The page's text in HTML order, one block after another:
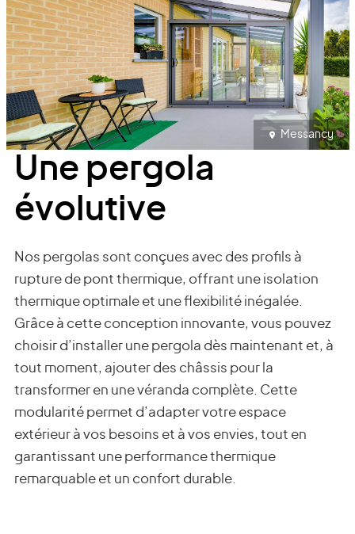
Une pergola
évolutive
Nos pergolas sont conçues avec des profils à
rupture de pont thermique, offrant une isolation
thermique optimale et une flexibilité inégalée.
Grâce à cette conception innovante, vous pouvez
choisir d’installer une pergola dès maintenant et, à
tout moment, ajouter des châssis pour la
transformer en une véranda complète. Cette
modularité permet d’adapter votre espace
extérieur à vos besoins et à vos envies, tout en
garantissant une performance thermique
remarquable et un confort durable.
Messancy